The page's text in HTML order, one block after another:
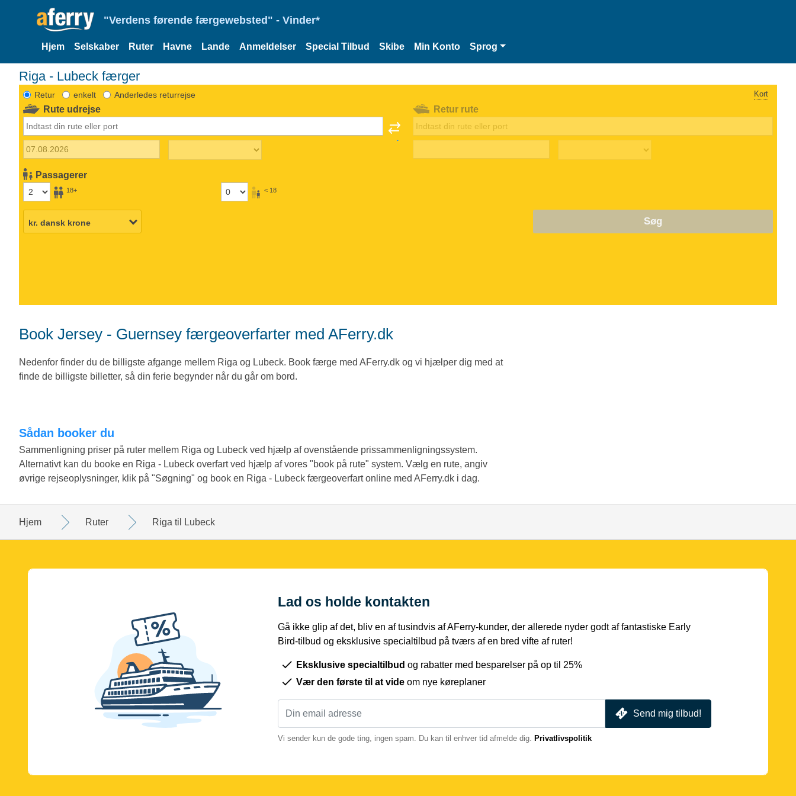
"Verdens førende færgewebsted" - Vinder*
Hjem Selskaber Ruter Havne Lande Anmeldelser Special Tilbud Skibe Min Konto Sprog
Riga - Lubeck færger
Retur enkelt Anderledes returrejse Kort
Rute udrejse
Passagerer
18+ < 18
Retur rute
Søg
Book Jersey - Guernsey færgeoverfarter med AFerry.dk
Nedenfor finder du de billigste afgange mellem Riga og Lubeck. Book færge med AFerry.dk og vi hjælper dig med at
finde de billigste billetter, så din ferie begynder når du går om bord.
Sådan booker du
Sammenligning priser på ruter mellem Riga og Lubeck ved hjælp af ovenstående prissammenligningssystem.
Alternativt kan du booke en Riga - Lubeck overfart ved hjælp af vores "book på rute" system. Vælg en rute, angiv
øvrige rejseoplysninger, klik på "Søgning" og book en Riga - Lubeck færgeoverfart online med AFerry.dk i dag.
Hjem Ruter Riga til Lubeck
Lad os holde kontakten
Gå ikke glip af det, bliv en af tusindvis af AFerry-kunder, der allerede nyder godt af fantastiske Early
Bird-tilbud og eksklusive specialtilbud på tværs af en bred vifte af ruter!
Eksklusive specialtilbud og rabatter med besparelser på op til 25%
Vær den første til at vide om nye køreplaner
Send mig tilbud!
Vi sender kun de gode ting, ingen spam. Du kan til enhver tid afmelde dig. Privatlivspolitik